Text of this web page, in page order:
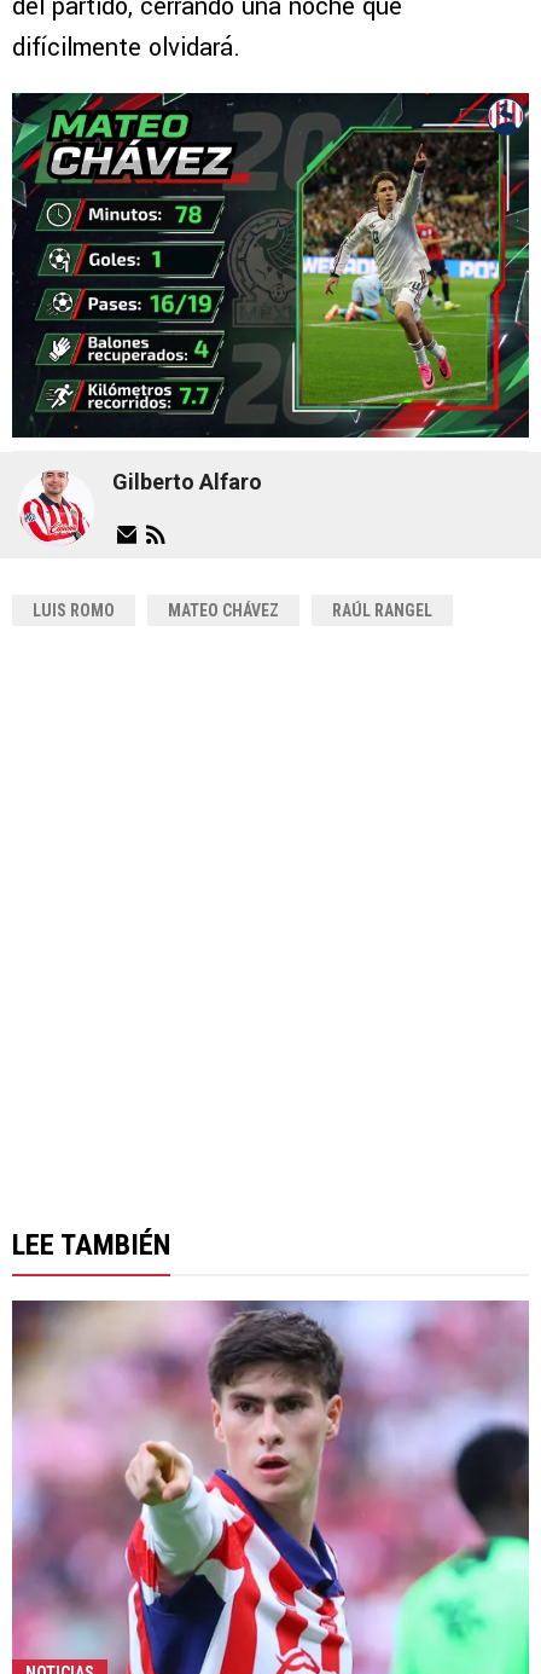
difícilmente olvidará.
Gilberto Alfaro
LUIS ROMO MATEO CHÁVEZ RAÚL RANGEL
LEE TAMBIÉN